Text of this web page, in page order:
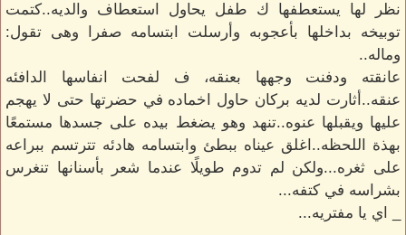
نظر لها يستعطفها ك طفل يحاول استعطاف والديه..كتمت
توبيخه بداخلها بأعجوبه وأرسلت ابتسامه صفرا وهى تقول:
وماله..
عانقته ودفنت وجهها بعنقه، ف لفحت انفاسها الدافئه
عنقه..أثارت لديه بركان حاول اخماده في حضرتها حتى لا يهجم
عليها ويقبلها عنوه..تنهد وهو يضغط بيده على جسدها مستمعًا
بهذة اللحظه..اغلق عيناه ببطئ وابتسامه هادئه تترتسم ببراعه
على ثغره...ولكن لم تدوم طويلًا عندما شعر بأسنانها تنغرس
بشراسه في كتفه...
_ اي يا مفتريه...